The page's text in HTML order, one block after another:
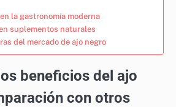
la gastronomía moderna
suplementos naturales
del mercado de ajo negro
beneficios del ajo
con otros